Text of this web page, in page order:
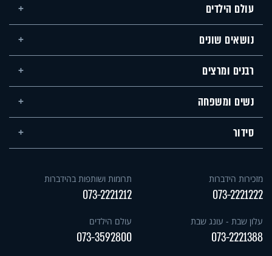
עולם הילדים
נושאים שונים
רבנים ומרצים
נשים ומשפחה
סידור
מזכירות הידברות
073-2221222
תרומות ושותפות בהידברות
073-2221212
עלון שבת - עונג שבת
073-2221388
עולם הילדים
073-3592800